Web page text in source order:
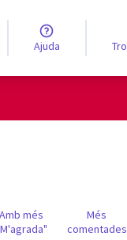
Elegir el idioma
Ajuda
Amb més
Més
comentades